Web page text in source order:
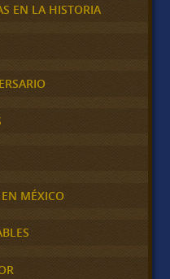
EN LA HISTORIA
MÉXICO